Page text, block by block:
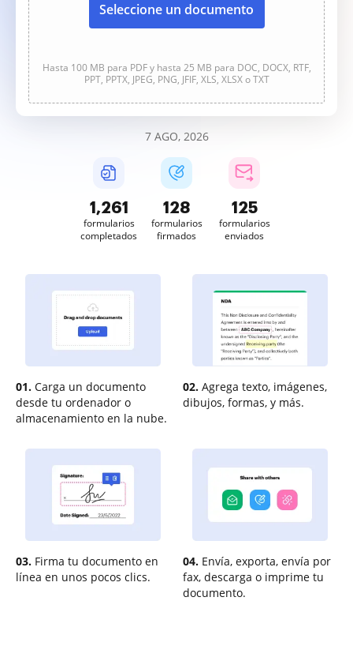
Seleccione un documento
Hasta 100 MB para PDF y hasta 25 MB para DOC, DOCX, RTF,
PPT, PPTX, JPEG, PNG, JFIF, XLS, XLSX o TXT
7 AGO, 2026
1,261
formularios
completados
128
formularios
firmados
125
formularios
enviados
01. Carga un documento
desde tu ordenador o
almacenamiento en la nube.
02. Agrega texto, imágenes,
dibujos, formas, y más.
03. Firma tu documento en
línea en unos pocos clics.
04. Envía, exporta, envía por
fax, descarga o imprime tu
documento.